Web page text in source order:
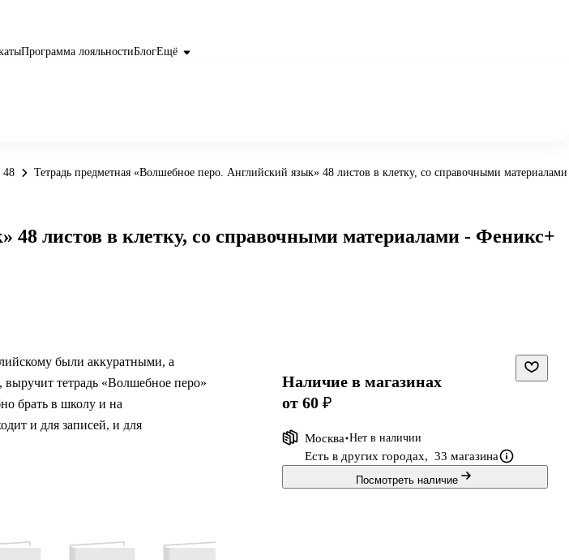
Программа лояльностиБлогЕщё
48 Тетрадь предметная «Волшебное перо. Английский язык» 48 листов в клетку, со справочными
были аккуратными, а
тетрадь «Волшебное перо»
брать в школу и на
и для записей, и для
УФ-лаком выглядит
использование. Внутри —
брендом Феникс+.
48 листов в клетку, со справочными материалами - Феникс+
Наличие в магазинах
от 60 ₽
Москва Нет в наличии
Есть в других городах, 33 магазина
Посмотреть наличие